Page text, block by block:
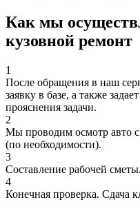
Как мы
кузовной ремонт
1
После обращения в наш
заявку в базе, а также
прояснения задачи.
2
Мы проводим осмотр авто
(по необходимости).
3
Составление рабочей
4
Конечная проверка. Сдача